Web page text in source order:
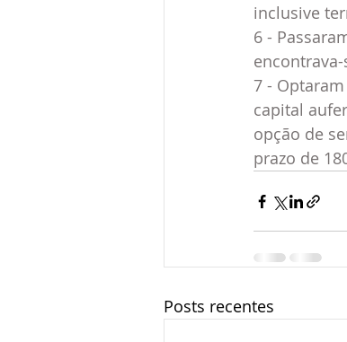
inclusive
6 -
7 -
capital
opção de
prazo de
Posts recentes